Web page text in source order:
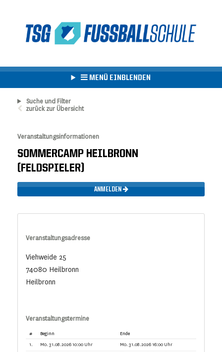
MENÜ EINBLENDEN
Suche und Filter
zurück zur Übersicht
Veranstaltungsinformationen
SOMMERCAMP HEILBRONN
(FELDSPIELER)
ANMELDEN
Veranstaltungsadresse
Viehweide 25
74080 Heilbronn
Heilbronn
Veranstaltungstermine
# Beginn
Ende
1.
Mo. 31.08.2026 10:00 Uhr
Mo. 31.08.2026 16:00 Uhr